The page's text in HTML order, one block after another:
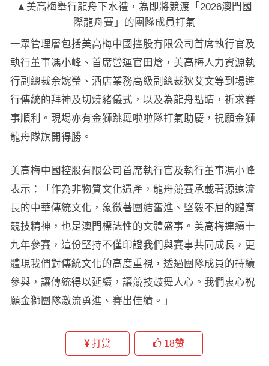
▲美高梅舉行龍舟下水禮，為即將競渡「2026澳門國
際龍舟賽」的團隊成員打氣
一眾管理層包括美高梅中國控股有限公司首席執行官及
執行董事馮小峰、首席營運官田焓，美高梅人力資源執
行副總裁余婉瑩、酒店業務高級副總裁狄艾文等到場進
行傳統的拜神及切燒豬儀式，以及為龍舟點睛，祈求賽
事順利。現場亦有金獅跳舞啦啦隊打氣助慶，祝願金獅
龍舟隊旗開得勝。
美高梅中國控股有限公司首席執行官及執行董事馮小峰
表示：「作為非物質文化遺產，龍舟競賽承載著源遠流
長的中華傳統文化，象徵著團結奮進、堅毅不屈的體育
競技精神，也是澳門標誌性的文體盛事。美高梅連續十
九年參賽，這份堅持不僅印證我們與賽事共同成長，更
體現我們對傳統文化的高度重視，透過團隊成員的持續
參與，讓傳統得以延續，讓競技鼓舞人心。我們衷心祝
願金獅團隊激流勇進、賽出佳績。」
打赏 18赞